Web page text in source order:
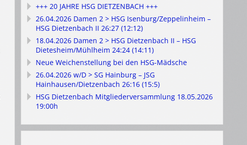
+++ 20 JAHRE HSG DIETZENBACH +++
26.04.2026 Damen 2 > HSG Isenburg/Zeppelinheim –
HSG Dietzenbach II 26:27 (12:12)
18.04.2026 Damen 2 > HSG Dietzenbach II – HSG
Dietesheim/Mühlheim 24:24 (14:11)
Neue Weichenstellung bei den HSG-Mädsche
26.04.2026 w/D > SG Hainburg – JSG
Hainhausen/Dietzenbach 26:16 (15:5)
HSG Dietzenbach Mitgliederversammlung 18.05.2026
19:00h